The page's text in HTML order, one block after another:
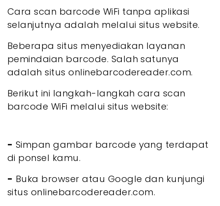
Cara scan barcode WiFi tanpa aplikasi
selanjutnya adalah melalui situs website.
Beberapa situs menyediakan layanan
pemindaian barcode. Salah satunya
adalah situs onlinebarcodereader.com.
Berikut ini langkah-langkah cara scan
barcode WiFi melalui situs website:
- Simpan gambar barcode yang terdapat
di ponsel kamu.
- Buka browser atau Google dan kunjungi
situs onlinebarcodereader.com.